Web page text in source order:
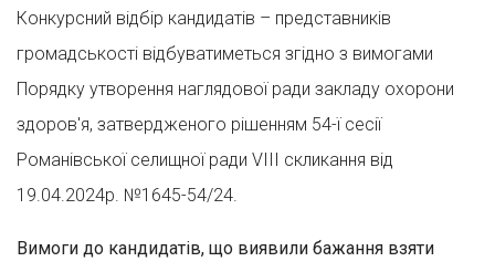
Конкурсний відбір кандидатів – представників
громадськості відбуватиметься згідно з вимогами
Порядку утворення наглядової ради закладу охорони
здоров'я, затвердженого рішенням 54-ї сесії
Романівської селищної ради VІІІ скликання від
19.04.2024р. №1645-54/24.
Вимоги до кандидатів, що виявили бажання взяти